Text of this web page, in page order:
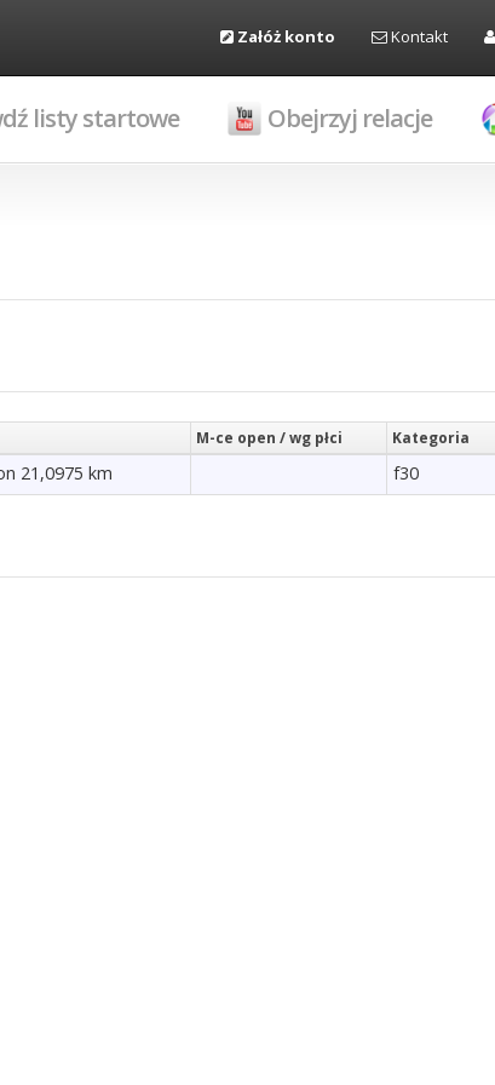
Załóż konto Kontakt
listy startowe Obejrzyj relacje
M-ce open / wg płci Kategoria
21,0975 km f30